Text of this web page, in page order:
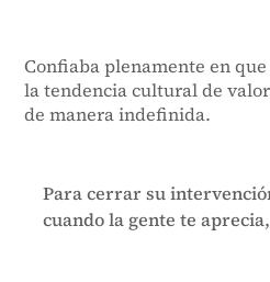
Confiaba plenamente en
la tendencia cultural de
de manera indefinida.
Para cerrar su
cuando la gente te